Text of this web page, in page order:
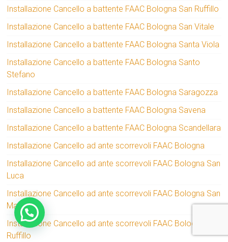
Installazione Cancello a battente FAAC Bologna San Ruffillo
Installazione Cancello a battente FAAC Bologna San Vitale
Installazione Cancello a battente FAAC Bologna Santa Viola
Installazione Cancello a battente FAAC Bologna Santo
Stefano
Installazione Cancello a battente FAAC Bologna Saragozza
Installazione Cancello a battente FAAC Bologna Savena
Installazione Cancello a battente FAAC Bologna Scandellara
Installazione Cancello ad ante scorrevoli FAAC Bologna
Installazione Cancello ad ante scorrevoli FAAC Bologna San
Luca
Installazione Cancello ad ante scorrevoli FAAC Bologna San
Mamolo
Installazione Cancello ad ante scorrevoli FAAC Bologna San
Ruffillo